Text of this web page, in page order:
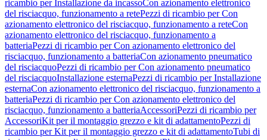
ricambio per Installazione da incassoCon azionamento elettronico
del risciacquo, funzionamento a retePezzi di ricambio per Con
azionamento elettronico del risciacquo, funzionamento a reteCon
azionamento elettronico del risciacquo, funzionamento a
batteriaPezzi di ricambio per Con azionamento elettronico del
risciacquo, funzionamento a batteriaCon azionamento pneumatico
del risciacquoPezzi di ricambio per Con azionamento pneumatico
del risciacquoInstallazione esternaPezzi di ricambio per Installazione
esternaCon azionamento elettronico del risciacquo, funzionamento a
batteriaPezzi di ricambio per Con azionamento elettronico del
risciacquo, funzionamento a batteriaAccessoriPezzi di ricambio per
AccessoriKit per il montaggio grezzo e kit di adattamentoPezzi di
ricambio per Kit per il montaggio grezzo e kit di adattamentoTubi di